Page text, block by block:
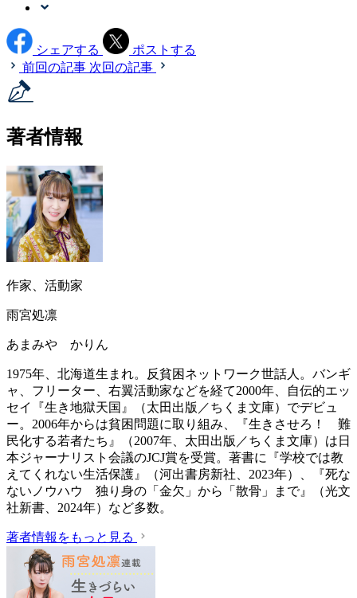
シェアする
ポストする
前回の記事 次回の記事
著者情報
作家、活動家
雨宮処凛
あまみや かりん
1975年、北海道生まれ。反貧困ネットワーク世話人。バンギ
ャ、フリーター、右翼活動家などを経て2000年、自伝的エッ
セイ『生き地獄天国』（太田出版／ちくま文庫）でデビュ
ー。2006年からは貧困問題に取り組み、『生きさせろ！ 難
民化する若者たち』（2007年、太田出版／ちくま文庫）は日
本ジャーナリスト会議のJCJ賞を受賞。著書に『学校では教
えてくれない生活保護』（‎河出書房新社、2023年）、『死な
ないノウハウ 独り身の「金欠」から「散骨」まで』（光文
社新書、2024年）など多数。
著者情報をもっと見る